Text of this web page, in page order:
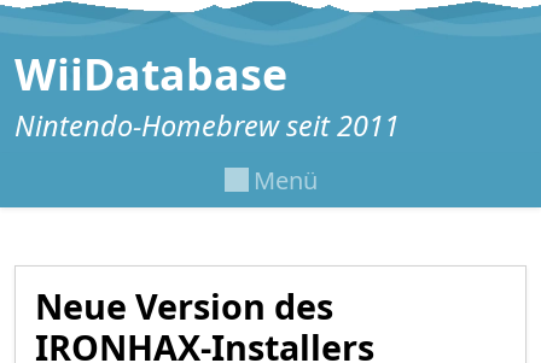
Zum Inhalt springen
WiiDatabase
Nintendo-Homebrew seit 2011
Menü
Neue Version des
IRONHAX-Installers